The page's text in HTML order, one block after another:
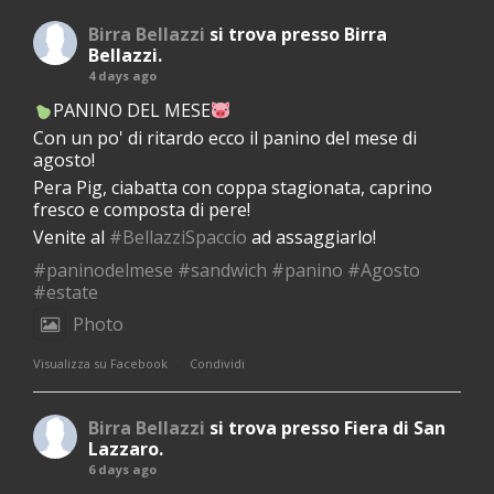
Birra Bellazzi si trova presso Birra
Bellazzi.
4 days ago
PANINO DEL MESE
Con un po' di ritardo ecco il panino del mese di
agosto!
Pera Pig, ciabatta con coppa stagionata, caprino
fresco e composta di pere!
Venite al #BellazziSpaccio ad assaggiarlo!
#paninodelmese #sandwich #panino #Agosto
#estate
Photo
Visualizza su Facebook Condividi
Birra Bellazzi si trova presso Fiera di San
Lazzaro.
6 days ago